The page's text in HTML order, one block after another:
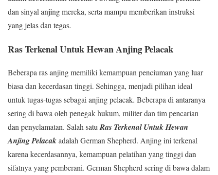
dan sinyal anjing mereka, serta mampu memberikan instruksi
yang jelas dan tegas.
Ras Terkenal Untuk Hewan Anjing Pelacak
Beberapa ras anjing memiliki kemampuan penciuman yang luar
biasa dan kecerdasan tinggi. Sehingga, menjadi pilihan ideal
untuk tugas-tugas sebagai anjing pelacak. Beberapa di antaranya
sering di bawa oleh penegak hukum, militer dan tim pencarian
dan penyelamatan. Salah satuRas Terkenal Untuk Hewan
Anjing Pelacakadalah German Shepherd. Anjing ini terkenal
karena kecerdasannya, kemampuan pelatihan yang tinggi dan
sifatnya yang pemberani. German Shepherd sering di bawa dalam